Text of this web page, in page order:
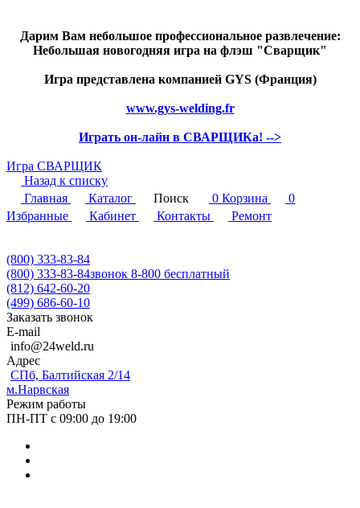
Дарим Вам небольшое профессиональное развлечение:
Небольшая новогодняя игра на флэш "Сварщик"
Игра представлена компанией GYS (Франция)
www.gys-welding.fr
Играть он-лайн в СВАРЩИКа! -->
Игра СВАРЩИК
Назад к списку
Главная
Каталог Поиск 0 Корзина
0
Избранные
Кабинет Контакты Ремонт
(800) 333-83-84
(800) 333-83-84звонок 8-800 бесплатный
(812) 642-60-20
(499) 686-60-10
Заказать звонок
E-mail
info@24weld.ru
Адрес
СПб, Балтийская 2/14
м.Нарвская
Режим работы
ПН-ПТ с 09:00 до 19:00